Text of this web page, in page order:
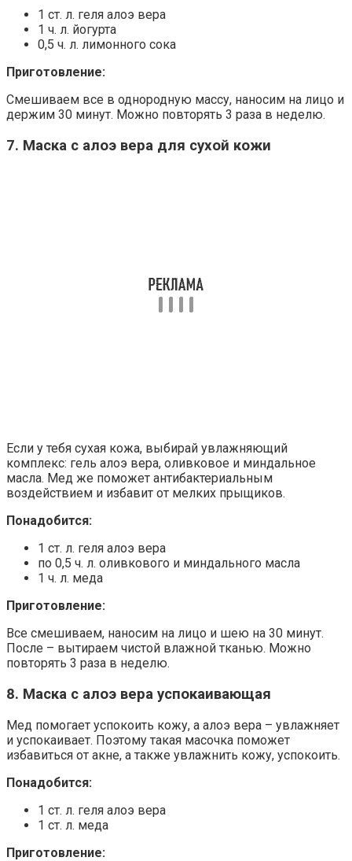
1 ст. л. геля алоэ вера
1 ч. л. йогурта
0,5 ч. л. лимонного сока
Приготовление:
Смешиваем все в однородную массу, наносим на лицо и
держим 30 минут. Можно повторять 3 раза в неделю.
7. Маска с алоэ вера для сухой кожи
Если у тебя сухая кожа, выбирай увлажняющий
комплекс: гель алоэ вера, оливковое и миндальное
масла. Мед же поможет антибактериальным
воздействием и избавит от мелких прыщиков.
Понадобится:
1 ст. л. геля алоэ вера
по 0,5 ч. л. оливкового и миндального масла
1 ч. л. меда
Приготовление:
Все смешиваем, наносим на лицо и шею на 30 минут.
После – вытираем чистой влажной тканью. Можно
повторять 3 раза в неделю.
8. Маска с алоэ вера успокаивающая
Мед помогает успокоить кожу, а алоэ вера – увлажняет
и успокаивает. Поэтому такая масочка поможет
избавиться от акне, а также увлажнить кожу, успокоить.
Понадобится:
1 ст. л. геля алоэ вера
1 ст. л. меда
Приготовление: